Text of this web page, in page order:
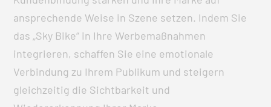
ansprechende Weise in Szene setzen. Indem Sie
das „Sky Bike“ in Ihre Werbemaßnahmen
integrieren, schaffen Sie eine emotionale
Verbindung zu Ihrem Publikum und steigern
gleichzeitig die Sichtbarkeit und